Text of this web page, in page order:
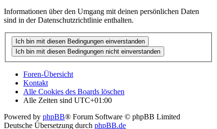
Informationen über den Umgang mit deinen persönlichen Daten
sind in der Datenschutzrichtlinie enthalten.
Foren-Übersicht
Kontakt
Alle Cookies des Boards löschen
Alle Zeiten sind UTC+01:00
Powered by phpBB® Forum Software © phpBB Limited
Deutsche Übersetzung durch phpBB.de